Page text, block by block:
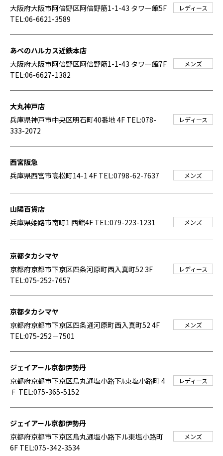
大阪府大阪市阿倍野区阿倍野筋1-1-43 タワー館5F
TEL:06-6621-3589
レディース
あべのハルカス近鉄本店
大阪府大阪市阿倍野区阿倍野筋1-1-43 タワー館7F
TEL:06-6627-1382
メンズ
大丸神戸店
兵庫県神戸市中央区明石町40番地 4F TEL:078-
333-2072
レディース
西宮阪急
兵庫県西宮市高松町14-1 4F TEL:0798-62-7637 メンズ
山陽百貨店
兵庫県姫路市南町1 西館4F TEL:079-223-1231 メンズ
京都タカシマヤ
京都府京都市下京区四条河原町西入真町52 3F
TEL:075-252-7657
レディース
京都タカシマヤ
京都府京都市下京区四条通河原町西入真町52 4F
TEL:075-252－7501
メンズ
ジェイアール京都伊勢丹
京都府京都市下京区烏丸通塩小路下ﾙ東塩小路町 4
Ｆ TEL:075-365-5152
レディース
ジェイアール京都伊勢丹
京都府京都市下京区烏丸通塩小路下ル東塩小路町
6F TEL:075-342-3534
メンズ